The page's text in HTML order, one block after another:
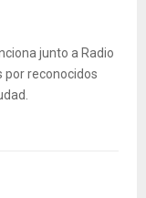
junto a Radio
por reconocidos